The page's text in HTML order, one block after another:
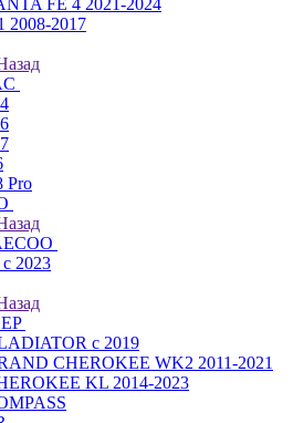
FE 4 2021-2024
2008-2017
Pro
с 2023
с 2019
CHEROKEE WK2 2011-2021
KL 2014-2023